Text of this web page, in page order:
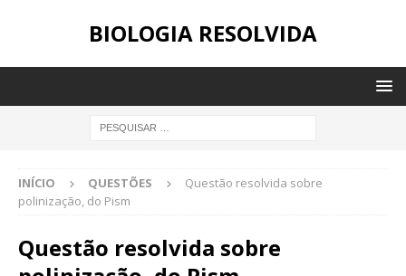
BIOLOGIA RESOLVIDA
INÍCIO QUESTÕES
Questão resolvida sobre
polinização, do Pism
Questão resolvida sobre